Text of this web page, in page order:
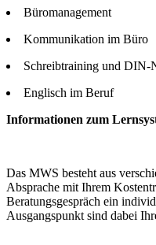
Büromanagement
Kommunikation im Büro
Schreibtraining und DIN-
Englisch im Beruf
Informationen zum
Das MWS besteht aus
Absprache mit Ihrem
Beratungsgespräch ein
Ausgangspunkt sind dabei